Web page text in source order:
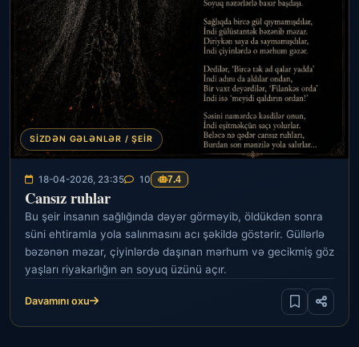
SIZDƏN GƏLƏNLƏR / ŞEIR
18-04-2026, 23:35 10 7.4
Cansız ruhlar
Bu şeir insanın sağlığında dəyər görməyib, öldükdən sonra
süni ehtiramla yola salınmasını acı şəkildə göstərir. Güllərlə
bəzənən məzar, çiyinlərdə daşınan mərhum və gecikmiş göz
yaşları riyakarlığın ən soyuq üzünü açır.
Davamını oxu